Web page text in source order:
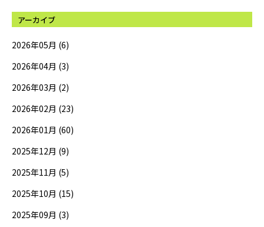
アーカイブ
2026年05月 (6)
2026年04月 (3)
2026年03月 (2)
2026年02月 (23)
2026年01月 (60)
2025年12月 (9)
2025年11月 (5)
2025年10月 (15)
2025年09月 (3)